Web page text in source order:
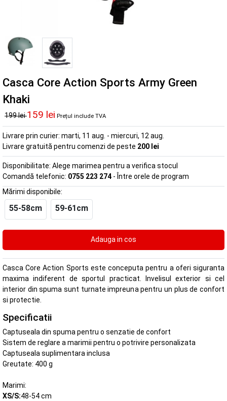
Casca Core Action Sports Army Green
Khaki
199 lei159 lei Prețul include TVA
Livrare prin curier: marti, 11 aug. - miercuri, 12 aug.
Livrare gratuită pentru comenzi de peste 200 lei
Disponibilitate: Alege marimea pentru a verifica stocul
Comandă telefonic: 0755 223 274 - Între orele de program
Mărimi disponibile:
55-58cm 59-61cm
Casca Core Action Sports este conceputa pentru a oferi siguranta
maxima indiferent de sportul practicat. Invelisul exterior si cel
interior din spuma sunt turnate impreuna pentru un plus de confort
si protectie.
Specificatii
Captuseala din spuma pentru o senzatie de confort
Sistem de reglare a marimii pentru o potrivire personalizata
Captuseala suplimentara inclusa
Greutate: 400 g
Marimi:
XS/S:48-54 cm